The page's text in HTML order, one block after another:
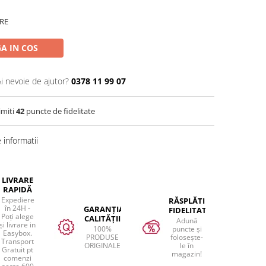
IN COS
nevoie de ajutor? 0378 11 99 07
42 puncte de fidelitate
informatii
LIVRARE
RAPIDĂ
Expediere
în 24H -
Poți alege
și livrare in
Easybox.
Transport
Gratuit pt
comenzi
GARANȚIA
CALITĂȚII
100%
PRODUSE
ORIGINALE
RĂSPLĂTIM
FIDELITATEA
Adună
puncte și
folosește-
le în
magazin!